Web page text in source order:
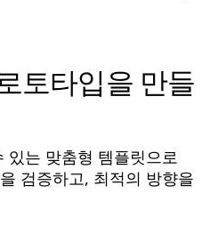
토타입을 만들
있는 맞춤형 템플릿으로
검증하고, 최적의 방향을